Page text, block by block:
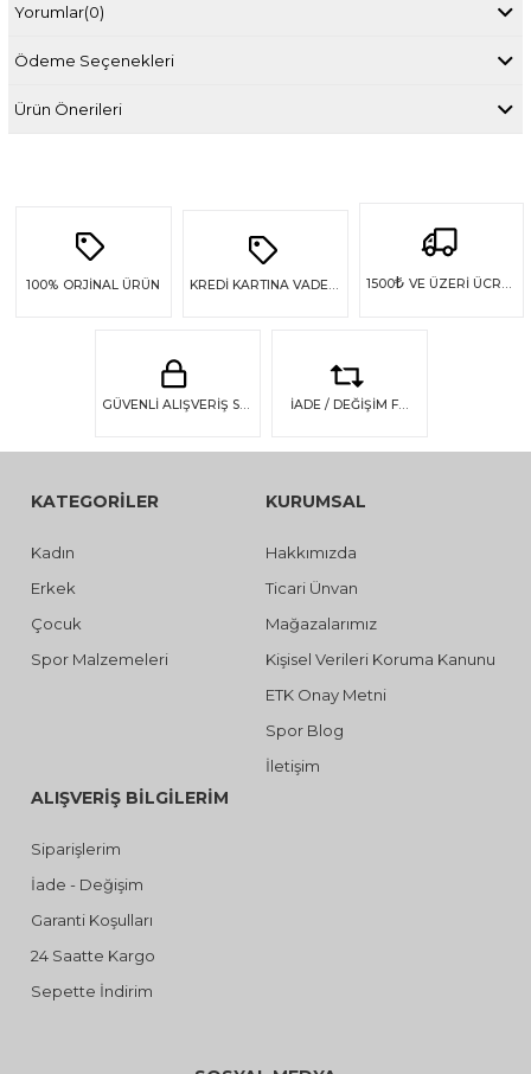
Yorumlar(0)
Ödeme Seçenekleri
Ürün Önerileri
100% ORJİNAL ÜRÜN 1500₺ VE ÜZERİ ÜCRETSİZ KARGO
GÜVENLİ ALIŞVERİŞ SSL GÜVENLİĞİ İADE / DEĞİŞİM FIRSATI
KATEGORİLER
Kadın
Erkek
Çocuk
Spor Malzemeleri
KURUMSAL
Hakkımızda
Ticari Ünvan
Mağazalarımız
Kişisel Verileri Koruma Kanunu
ETK Onay Metni
Spor Blog
İletişim
ALIŞVERİŞ BİLGİLERİM
Siparişlerim
İade - Değişim
Garanti Koşulları
24 Saatte Kargo
Sepette İndirim